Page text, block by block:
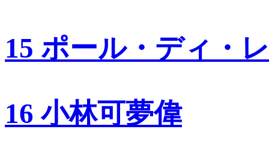
15 ポール・ディ・
16 小林可夢偉